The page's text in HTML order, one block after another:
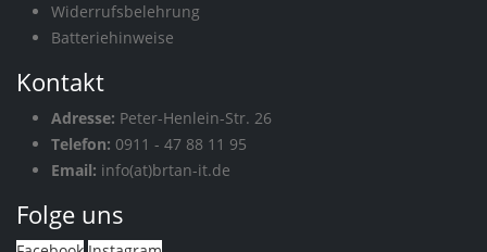
Widerrufsbelehrung
Batteriehinweise
Kontakt
Adresse: Peter-Henlein-Str. 26
Telefon: 0911 - 47 88 11 95
Email: info(at)brtan-it.de
Folge uns